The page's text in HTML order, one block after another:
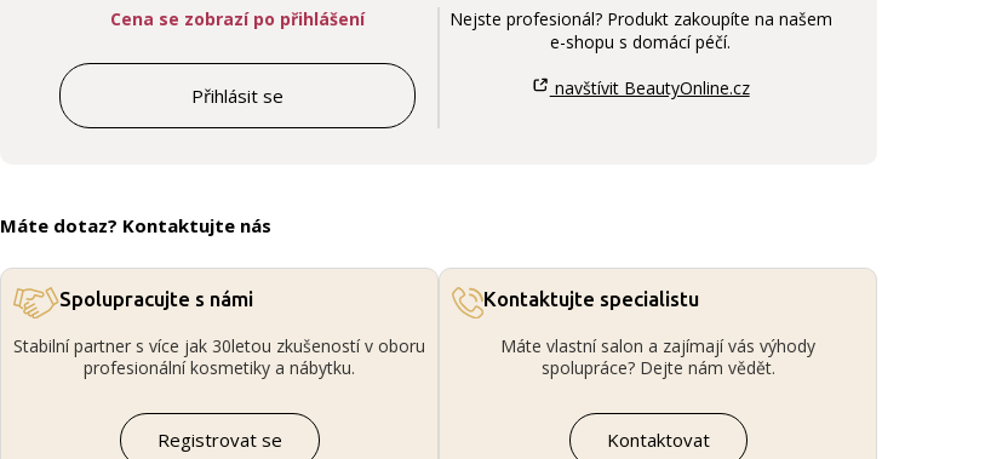
Cena se zobrazí po přihlášení
Přihlásit se
Nejste profesionál? Produkt zakoupíte na našem
e-shopu s domácí péčí.
navštívit BeautyOnline.cz
Máte dotaz? Kontaktujte nás
Spolupracujte s námi
Stabilní partner s více jak 30letou zkušeností v oboru
profesionální kosmetiky a nábytku.
Registrovat se
Kontaktujte specialistu
Máte vlastní salon a zajímají vás výhody
spolupráce? Dejte nám vědět.
Kontaktovat